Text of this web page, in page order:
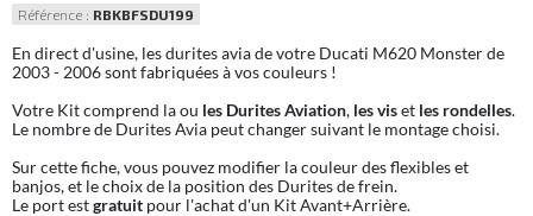
Référence : RBKBFSDU199
En direct d'usine, les durites avia de votre Ducati M620 Monster de
2003 - 2006 sont fabriquées à vos couleurs !
Votre Kit comprend la ou les Durites Aviation, les viset les rondelles.
Le nombre de Durites Avia peut changer suivant le montage choisi.
Sur cette fiche, vous pouvez modifier la couleur des flexibles et
banjos, et le choix de la position des Durites de frein.
Le port estgratuit pour l'achat d'un Kit Avant+Arrière.